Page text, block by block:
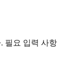
필요 입력 사항